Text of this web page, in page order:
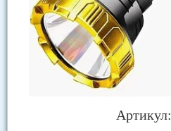
Артикул: